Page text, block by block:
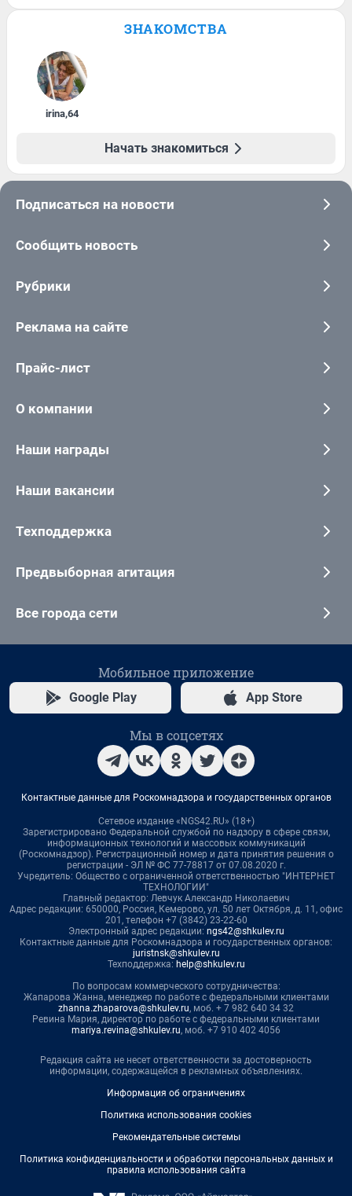
ЗНАКОМСТВА
irina,64
Начать знакомиться
Подписаться на новости
Сообщить новость
Рубрики
Реклама на сайте
Прайс-лист
О компании
Наши награды
Наши вакансии
Техподдержка
Предвыборная агитация
Все города сети
Мобильное приложение
Google Play App Store
Мы в соцсетях
Контактные данные для Роскомнадзора и государственных органов
Сетевое издание «NGS42.RU» (18+)
Зарегистрировано Федеральной службой по надзору в сфере связи,
информационных технологий и массовых коммуникаций
(Роскомнадзор). Регистрационный номер и дата принятия решения о
регистрации - ЭЛ № ФС 77-78817 от 07.08.2020 г.
Учредитель: Общество с ограниченной ответственностью "ИНТЕРНЕТ
ТЕХНОЛОГИИ"
Главный редактор: Левчук Александр Николаевич
Адрес редакции: 650000, Россия, Кемерово, ул. 50 лет Октября, д. 11, офис
201, телефон +7 (3842) 23-22-60
Электронный адрес редакции: ngs42@shkulev.ru
Контактные данные для Роскомнадзора и государственных органов:
juristnsk@shkulev.ru
Техподдержка: help@shkulev.ru
По вопросам коммерческого сотрудничества:
Жапарова Жанна, менеджер по работе с федеральными клиентами
zhanna.zhaparova@shkulev.ru, моб. + 7 982 640 34 32
Ревина Мария, директор по работе с федеральными клиентами
mariya.revina@shkulev.ru, моб. +7 910 402 4056
Редакция сайта не несет ответственности за достоверность
информации, содержащейся в рекламных объявлениях.
Информация об ограничениях
Политика использования cookies
Рекомендательные системы
Политика конфиденциальности и обработки персональных данных и
правила использования сайта